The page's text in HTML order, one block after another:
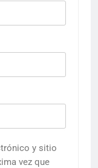
y sitio
vez que